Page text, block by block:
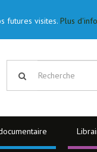
futures visites. Plus